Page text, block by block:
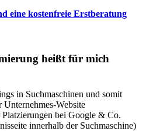
eine kostenfreie Erstberatung
heißt für mich
in Suchmaschinen und somit
Website
bei Google & Co.
innerhalb der Suchmaschine)